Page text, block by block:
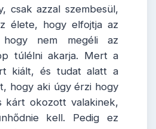
csak azzal szembesül,
élete, hogy elfojtja az
hogy nem megéli az
túlélni akarja. Mert a
kiált, és tudat alatt a
hogy aki úgy érzi hogy
kárt okozott valakinek,
kell. Pedig ez